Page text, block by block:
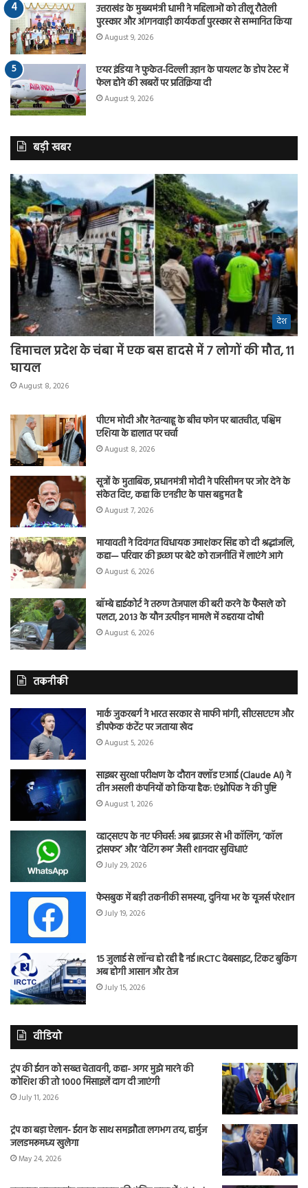
उत्तराखंड के मुख्यमंत्री धामी ने महिलाओं को तीलू रौतेली
पुरस्कार और आंगनवाड़ी कार्यकर्ता पुरस्कार से सम्मानित किया
August 9, 2026
एयर इंडिया ने फुकेत-दिल्ली उड़ान के पायलट के डोप टेस्ट में
फेल होने की खबरों पर प्रतिक्रिया दी
August 9, 2026
बड़ी खबर
देश
हिमाचल प्रदेश के चंबा में एक बस हादसे में 7 लोगों की मौत, 11
घायल
August 8, 2026
पीएम मोदी और नेतन्याहू के बीच फोन पर बातचीत, पश्चिम
एशिया के हालात पर चर्चा
August 8, 2026
सूत्रों के मुताबिक, प्रधानमंत्री मोदी ने परिसीमन पर जोर देने के
संकेत दिए, कहा कि एनडीए के पास बहुमत है
August 7, 2026
मायावती ने दिवंगत विधायक उमाशंकर सिंह को दी श्रद्धांजलि,
कहा— परिवार की इच्छा पर बेटे को राजनीति में लाएंगे आगे
August 6, 2026
बॉम्बे हाईकोर्ट ने तरुण तेजपाल की बरी करने के फैसले को
पलटा, 2013 के यौन उत्पीड़न मामले में ठहराया दोषी
August 6, 2026
तकनीकी
मार्क जुकरबर्ग ने भारत सरकार से माफी मांगी, सीएसएएम और
डीपफेक कंटेंट पर जताया खेद
August 5, 2026
साइबर सुरक्षा परीक्षण के दौरान क्लॉड एआई (Claude AI) ने
तीन असली कंपनियों को किया हैक: एंथ्रोपिक ने की पुष्टि
August 1, 2026
व्हाट्सएप के नए फीचर्स: अब ब्राउजर से भी कॉलिंग, ‘कॉल
ट्रांसफर’ और ‘वेटिंग रूम’ जैसी शानदार सुविधाएं
July 29, 2026
फेसबुक में बड़ी तकनीकी समस्या, दुनिया भर के यूजर्स परेशान
July 19, 2026
15 जुलाई से लॉन्च हो रही है नई IRCTC वेबसाइट, टिकट बुकिंग
अब होगी आसान और तेज
July 15, 2026
वीडियो
ट्रंप की ईरान को सख्त चेतावनी, कहा- अगर मुझे मारने की
कोशिश की तो 1000 मिसाइलें दाग दी जाएंगी
July 11, 2026
ट्रंप का बड़ा ऐलान- ईरान के साथ समझौता लगभग तय, हार्मुज
जलडमरूमध्य खुलेगा
May 24, 2026